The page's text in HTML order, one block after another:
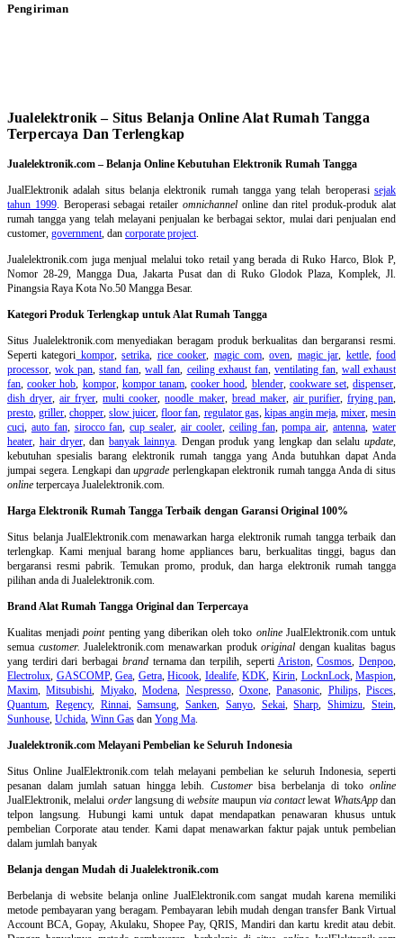
Pengiriman
Jualelektronik – Situs Belanja Online Alat Rumah Tangga
Terpercaya Dan Terlengkap
Jualelektronik.com – Belanja Online Kebutuhan Elektronik Rumah Tangga
JualElektronik adalah situs belanja elektronik rumah tanggayang telah beroperasisejak
tahun 1999. Beroperasi sebagai retaileromnichannel online dan ritel produk-produk alat
rumah tangga yang telah melayani penjualan ke berbagai sektor, mulai dari penjualan end
customer, government, dan corporate project.
Jualelektronik.com juga menjual melalui toko retail yang berada di Ruko Harco, Blok P,
Nomor 28-29, Mangga Dua, Jakarta Pusat dan di Ruko Glodok Plaza, Komplek, Jl.
Pinangsia Raya Kota No.50 Mangga Besar.
Kategori Produk Terlengkap untuk Alat Rumah Tangga
Situs Jualelektronik.com menyediakan beragam produk berkualitas dan bergaransi resmi.
Seperti kategori kompor,setrika, rice cooker, magic com,oven, magic jar, kettle,food
processor,wok pan,stand fan,wall fan, ceiling exhaust fan, ventilating fan, wall exhaust
fan,cooker hob, kompor, kompor tanam,cooker hood, blender, cookware set,dispenser,
dish dryer,air fryer,multi cooker,noodle maker, bread maker, air purifier, frying pan,
presto,griller,chopper,slow juicer,floor fan, regulator gas, kipas angin meja, mixer,mesin
cuci, auto fan, sirocco fan,cup sealer,air cooler, ceiling fan,pompa air,antenna,water
heater, hair dryer, dan banyak lainnya. Dengan produk yang lengkap dan selalu update,
kebutuhan spesialis barang elektronik rumah tangga yang Anda butuhkan dapat Anda
jumpai segera. Lengkapi danupgrade perlengkapan elektronik rumah tangga Anda di situs
online terpercaya Jualelektronik.com.
Harga Elektronik Rumah Tangga Terbaik dengan Garansi Original 100%
Situs belanjaJualElektronik.com menawarkan harga elektronik rumah tangga terbaik dan
terlengkap. Kami menjual barang home appliances baru, berkualitas tinggi, bagus dan
bergaransi resmi pabrik. Temukan promo, produk, dan harga elektronik rumah tangga
pilihan anda di Jualelektronik.com.
Brand Alat Rumah Tangga Original dan Terpercaya
Kualitas menjadipointpenting yang diberikan oleh toko onlineJualElektronik.com untuk
semua customer. Jualelektronik.com menawarkan produkoriginal dengan kualitas bagus
yang terdiri dari berbagai brandternama dan terpilih, seperti Ariston,Cosmos,Denpoo,
Electrolux, GASCOMP,Gea, Getra,Hicook, Idealife,KDK, Kirin, LocknLock,Maspion,
Maxim,Mitsubishi, Miyako,Modena, Nespresso, Oxone,Panasonic, Philips, Pisces,
Quantum, Regency, Rinnai,Samsung,Sanken, Sanyo, Sekai,Sharp,Shimizu,Stein,
Sunhouse, Uchida, Winn Gas dan Yong Ma.
Jualelektronik.com Melayani Pembelian ke Seluruh Indonesia
Situs Online JualElektronik.com telah melayani pembelian ke seluruh Indonesia, seperti
pesanan dalam jumlah satuan hingga lebih. Customerbisa berbelanja di tokoonline
JualElektronik, melalui orderlangsung diwebsite maupun via contactlewat WhatsAppdan
telpon langsung. Hubungi kami untuk dapat mendapatkan penawaran khusus untuk
pembelian Corporate atau tender. Kami dapat menawarkan faktur pajak untuk pembelian
dalam jumlah banyak
Belanja dengan Mudah di Jualelektronik.com
Berbelanja diwebsite belanja online JualElektronik.com sangat mudah karena memiliki
metode pembayaran yang beragam. Pembayaran lebih mudah dengan transfer Bank Virtual
Account BCA, Gopay, Akulaku, Shopee Pay, QRIS, Mandiri dan kartu kredit atau debit.